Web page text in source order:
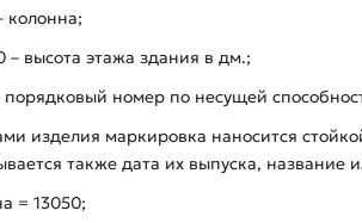
колонна;
– высота этажа здания в дм.;
порядковый номер по несущей
изделия маркировка наносится
также дата их выпуска,
= 13050;